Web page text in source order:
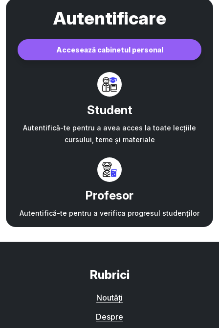
Autentificare
Accesează cabinetul personal
Student
Autentifică-te pentru a avea acces la toate lecțiile
cursului, teme și materiale
Profesor
Autentifică-te pentru a verifica progresul studenților
Rubrici
Noutăți
Despre